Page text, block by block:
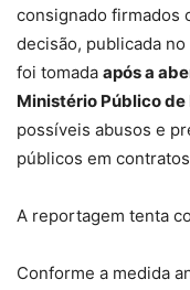
consignado firmados
decisão, publicada
foi tomada após a
Ministério Público de
possíveis abusos e
públicos em
A reportagem tenta
Conforme a medida